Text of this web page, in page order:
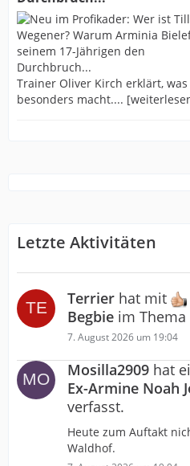
Trainer Oliver Kirch erklärt,
besonders macht....
Letzte Aktivitäten
Terrier hat mit
Begbie im Thema
7. August 2026 um 19:04
Mosilla2909 hat
Ex-Armine Noah
verfasst.
Heute zum Auftakt
Waldhof.